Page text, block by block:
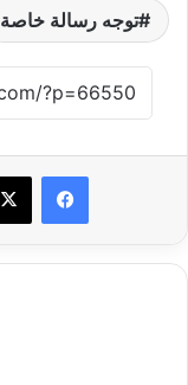
توجه رسالة خاصة